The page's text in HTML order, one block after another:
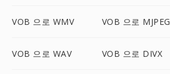
VOB 으로 WMV VOB 으로 MJPEG
VOB 으로 WAV VOB 으로 DIVX